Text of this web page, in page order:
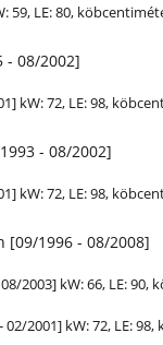
59, LE: 80,
- 08/2002]
kW: 72, LE: 98,
- 08/2002]
kW: 72, LE: 98,
[09/1996 - 08/2008]
2003] kW: 66, LE: 90,
02/2001] kW: 72, LE: 98,